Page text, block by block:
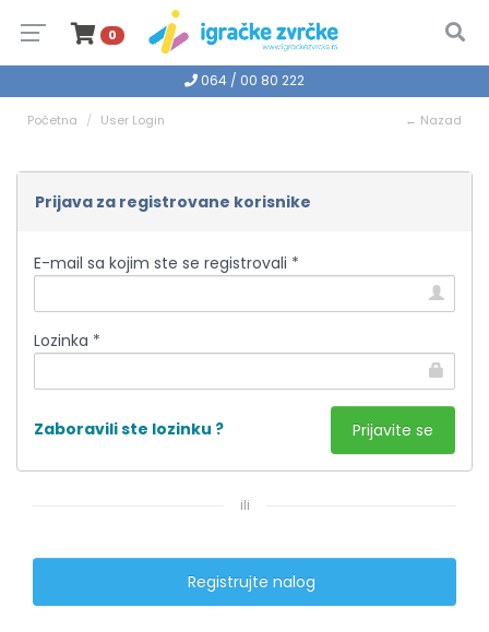
0
064 / 00 80 222
Početna User Login ← Nazad
Prijava za registrovane korisnike
E-mail sa kojim ste se registrovali *
Lozinka *
Zaboravili ste lozinku ?
ili
Registrujte nalog